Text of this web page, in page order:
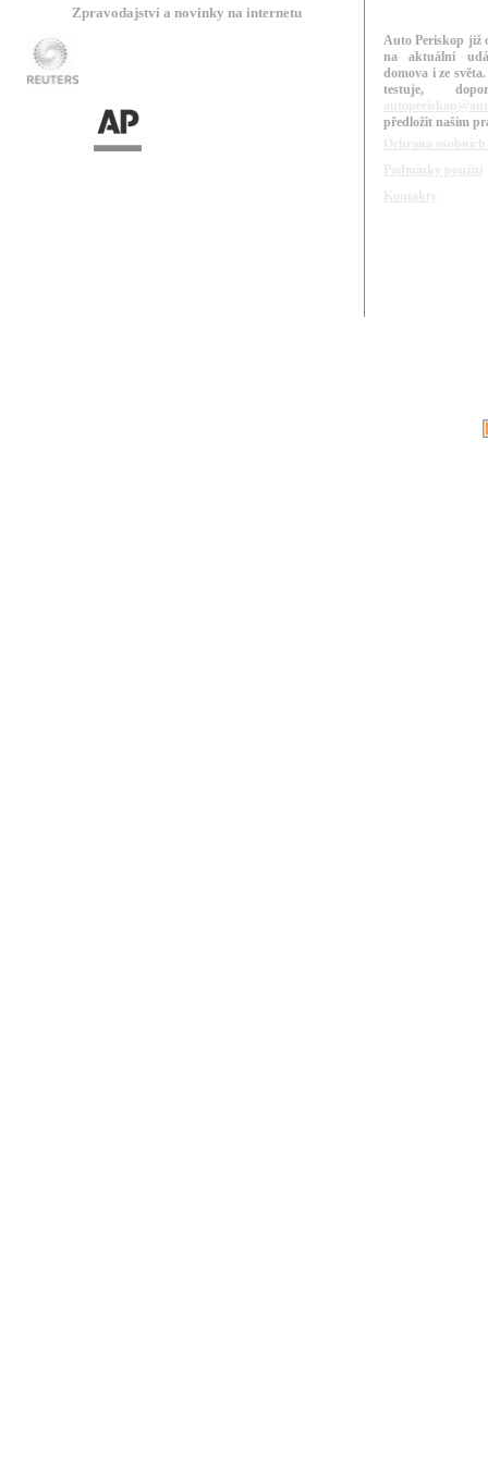
Zpravodajství a novinky na internetu
Auto Periskop již
na aktuální
domova i ze
testuje,
předložit našim